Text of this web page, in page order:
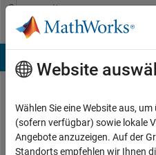
Weiter zum Inhalt
Community
Profile
Shivaputra
Narke
Website
Wählen Sie eine Website aus,
(sofern verfügbar) sowie lokale
Angebote anzuzeigen. Auf der
Standorts empfehlen wir Ihnen